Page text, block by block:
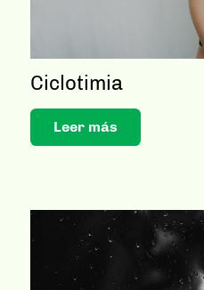
Ciclotimia
Leer más